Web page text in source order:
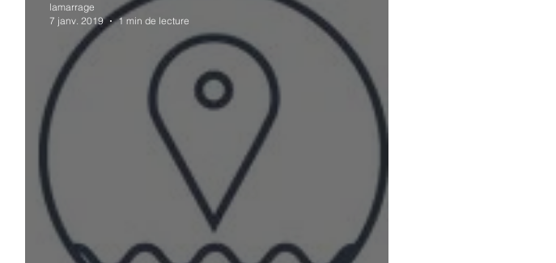
lamarrage
7 janv. 2019
1 min de lecture